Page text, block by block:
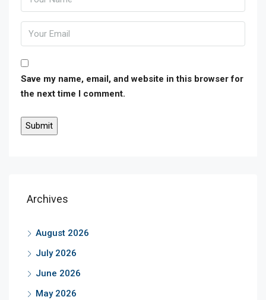
Save my name, email, and website in this browser for
the next time I comment.
Archives
August 2026
July 2026
June 2026
May 2026